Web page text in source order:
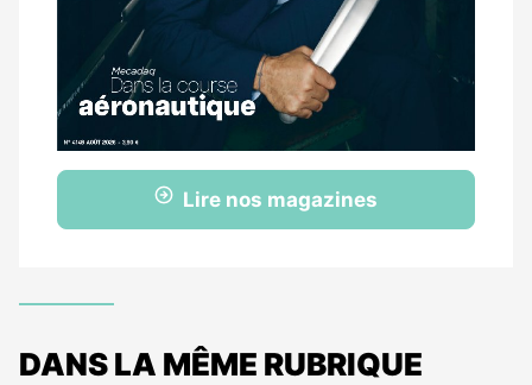
Lire nos magazines
DANS LA MÊME RUBRIQUE